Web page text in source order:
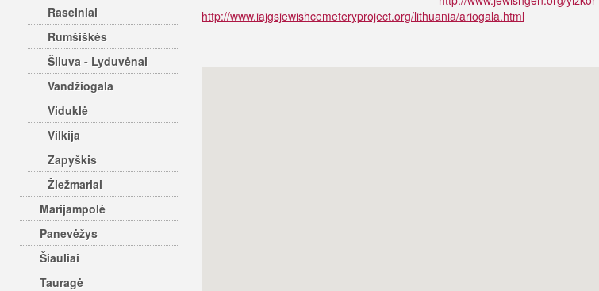
Raseiniai
Rumšiškės
Šiluva - Lyduvėnai
Vandžiogala
Viduklė
Vilkija
Zapyškis
Žiežmariai
Marijampolė
Panevėžys
Šiauliai
Tauragė
http://www.iajgsjewishcemeteryproject.org/lithuania/ariogala.html